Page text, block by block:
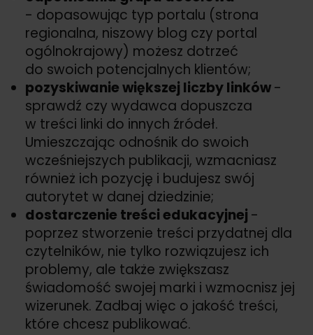
- dopasowując typ portalu (strona
regionalna, niszowy blog czy portal
ogólnokrajowy) możesz dotrzeć
do swoich potencjalnych klientów;
pozyskiwanie większej liczby linków-
sprawdź czy wydawca dopuszcza
w treści linki do innych źródeł.
Umieszczając odnośnik do swoich
wcześniejszych publikacji, wzmacniasz
również ich pozycję i budujesz swój
autorytet w danej dziedzinie;
dostarczenie treści edukacyjnej -
poprzez stworzenie treści przydatnej dla
czytelników, nie tylko rozwiązujesz ich
problemy, ale także zwiększasz
świadomość swojej marki i wzmocnisz jej
wizerunek. Zadbaj więc o jakość treści,
które chcesz publikować.